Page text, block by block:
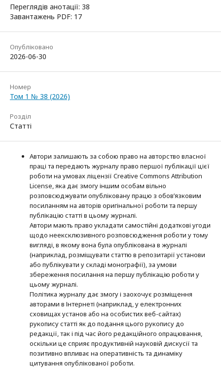
Переглядів анотації: 38
Завантажень PDF: 17
Опубліковано
2026-06-30
Номер
Том 1 № 38 (2026)
Розділ
Статті
Автори залишають за собою право на авторство власної
праці та передають журналу право першої публікації цієї
роботи на умовах ліцензії Creative Commons Attribution
License, яка дає змогу іншим особам вільно
розповсюджувати опубліковану працю з обов’язковим
посиланням на авторів оригінальної роботи та першу
публікацію статті в цьому журналі.
Автори мають право укладати самостійні додаткові угоди
щодо неексклюзивного розповсюдження роботи у тому
вигляді, в якому вона була опублікована в журналі
(наприклад, розміщувати статтю в репозитарії установи
або публікувати у складі монографії), за умови
збереження посилання на першу публікацію роботи у
цьому журналі.
Політика журналу дає змогу і заохочує розміщення
авторами в Інтернеті (наприклад, у електронних
сховищах установ або на особистих веб-сайтах)
рукопису статті як до подання цього рукопису до
редакції, так і під час його редакційного опрацювання,
оскільки це сприяє продуктивній науковій дискусії та
позитивно впливає на оперативність та динаміку
цитування опублікованої роботи.